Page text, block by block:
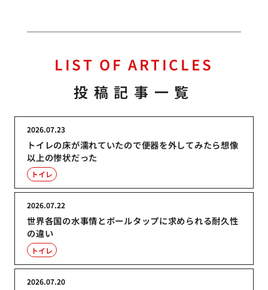
LIST OF ARTICLES
投稿記事一覧
トイレの床が濡れていたので便器を外してみたら想像
以上の惨状だった
2026.07.23
トイレ
世界各国の水事情とボールタップに求められる耐久性
の違い
2026.07.22
トイレ
2026.07.20